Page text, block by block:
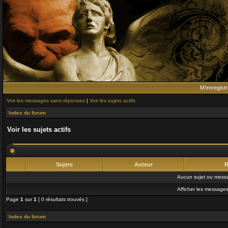
Voir les messages sans réponses | Voir les sujets actifs
Index du forum
Voir les sujets actifs
Sujets Auteur
Aucun sujet ou
Afficher les
Page 1 sur1 [ 0 résultats trouvés ]
Index du forum